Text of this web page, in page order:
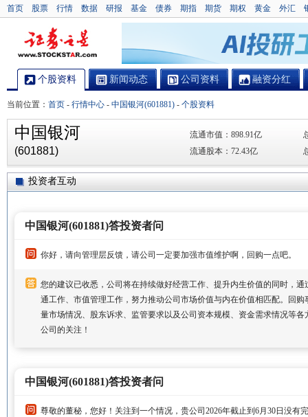
首页 股票 行情 数据 研报 基金 债券 期指 期货 期权 黄金 外汇
个股资料 新闻动态 公司资料 融资分红
当前位置： 首页 - 行情中心 - 中国银河(601881) - 个股资料
中国银河
(601881)
流通市值： 898.91亿
流通股本： 72.43亿
投资者互动
中国银河(601881)答投资者问
你好，请向管理层反馈，请公司一定要加强市值维护啊，回购一点吧。
您的建议已收悉，公司将在持续做好经营工作、提升内生价值的同时，
通工作、市值管理工作，努力推动公司市场价值与内在价值相匹配。回
量市场情况、股东诉求、监管要求以及公司资本规模、资金需求情况等
公司的关注！
中国银河(601881)答投资者问
尊敬的董秘，您好！关注到一个情况，贵公司2026年截止到6月30日没有